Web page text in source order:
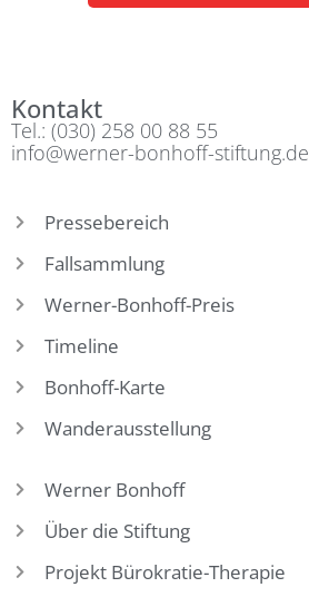
Kontakt
Tel.: (030) 258 00 88 55
info@werner-bonhoff-stiftung.de
Pressebereich
Fallsammlung
Werner-Bonhoff-Preis
Timeline
Bonhoff-Karte
Wanderausstellung
Werner Bonhoff
Über die Stiftung
Projekt Bürokratie-Therapie